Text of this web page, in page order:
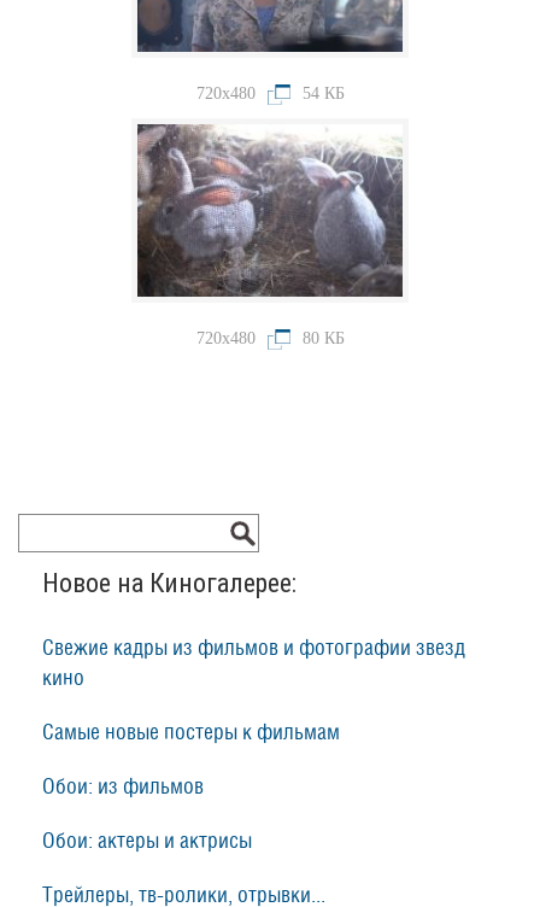
720x480 54 КБ
720x480 80 КБ
Новое на Киногалерее:
Свежие кадры из фильмов и фотографии звезд
кино
Самые новые постеры к фильмам
Обои: из фильмов
Обои: актеры и актрисы
Трейлеры, тв-ролики, отрывки...